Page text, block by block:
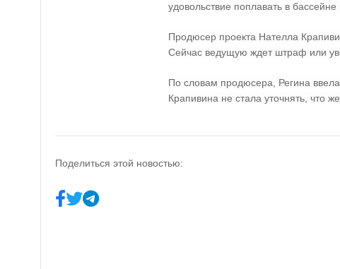
удовольствие поплавать в
Продюсер проекта Нателла
Сейчас ведущую ждет штраф или
По словам продюсера, Регина
Крапивина не стала уточнять, что
Поделиться этой новостью: